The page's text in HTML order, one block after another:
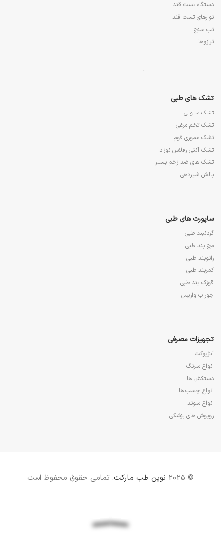
دستگاه تست قند
نوارهای تست قند
تب سنج
ترازوها
.
تشک های طبی
تشک سلولی
تشک تخم مرغی
تشک مموری فوم
تشک آنتی رفلاس نوزاد
تشک های ضد زخم بستر
بالش شیردهی
ساپورت های طبی
گردنبند طبی
مچ بند طبی
زانوبند طبی
کمربند طبی
قوزک بند طبی
جوراب واریس
تجهیزات مصرفی
آنژیوکت
انواع سرنگ
دستکش ها
انواع چسب ها
انواع سوند
روپوش های پزشکی
© 2025 نوین طب مارکت. تمامی حقوق محفوظ است